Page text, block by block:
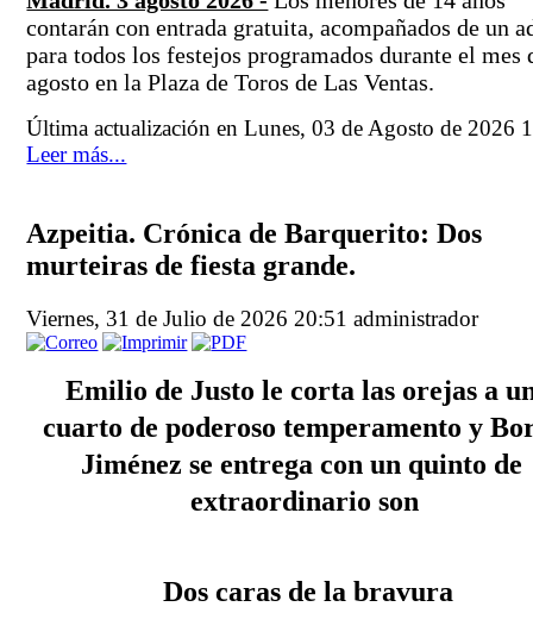
contarán con entrada gratuita, acompañados de un
para todos los festejos programados durante el mes
agosto en la Plaza de Toros de Las Ventas.
Última actualización en Lunes, 03 de Agosto de 2026
Leer más...
Azpeitia. Crónica de Barquerito: Dos
murteiras de fiesta grande.
Viernes, 31 de Julio de 2026 20:51administrador
Emilio de Justo le corta las orejas a
cuarto de poderoso temperamento y
Jiménez se entrega con un quinto de
extraordinario son
Dos caras de la bravura